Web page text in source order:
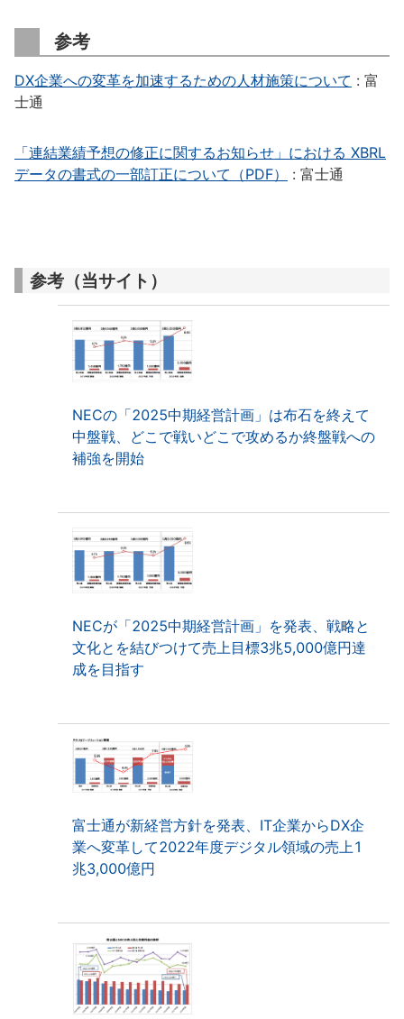
参考
DX企業への変革を加速するための人材施策について : 富
士通
「連結業績予想の修正に関するお知らせ」における XBRL
データの書式の一部訂正について（PDF）
: 富士通
参考（当サイト）
NECの「2025中期経営計画」は布石を終えて
中盤戦、どこで戦いどこで攻めるか終盤戦への
補強を開始
NECが「2025中期経営計画」を発表、戦略と
文化とを結びつけて売上目標3兆5,000億円達
成を目指す
富士通が新経営方針を発表、IT企業からDX企
業へ変革して2022年度デジタル領域の売上1
兆3,000億円